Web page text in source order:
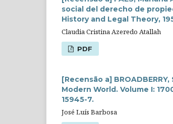
social del derecho de
History and Legal Theory,
Claudia Cristina Azeredo Atallah
PDF
[Recensão a]
Modern World. Volume I:
15945-7.
José Luís Barbosa